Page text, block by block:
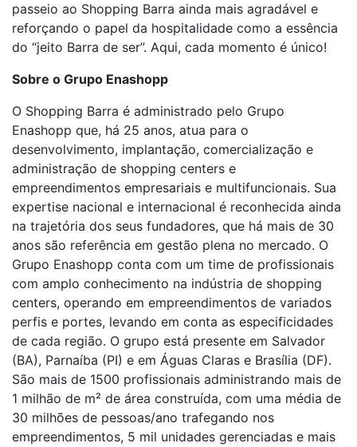
passeio ao Shopping Barra ainda mais agradável e
reforçando o papel da hospitalidade como a essência
do “jeito Barra de ser”. Aqui, cada momento é único!
Sobre o Grupo Enashopp
O Shopping Barra é administrado pelo Grupo
Enashopp que, há 25 anos, atua para o
desenvolvimento, implantação, comercialização e
administração de shopping centers e
empreendimentos empresariais e multifuncionais. Sua
expertise nacional e internacional é reconhecida ainda
na trajetória dos seus fundadores, que há mais de 30
anos são referência em gestão plena no mercado. O
Grupo Enashopp conta com um time de profissionais
com amplo conhecimento na indústria de shopping
centers, operando em empreendimentos de variados
perfis e portes, levando em conta as especificidades
de cada região. O grupo está presente em Salvador
(BA), Parnaíba (PI) e em Águas Claras e Brasília (DF).
São mais de 1500 profissionais administrando mais de
1 milhão de m² de área construída, com uma média de
30 milhões de pessoas/ano trafegando nos
empreendimentos, 5 mil unidades gerenciadas e mais